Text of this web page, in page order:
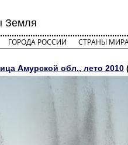
Земля
ГОРОДА РОССИИ СТРАНЫ
Амурской обл., лето 2010